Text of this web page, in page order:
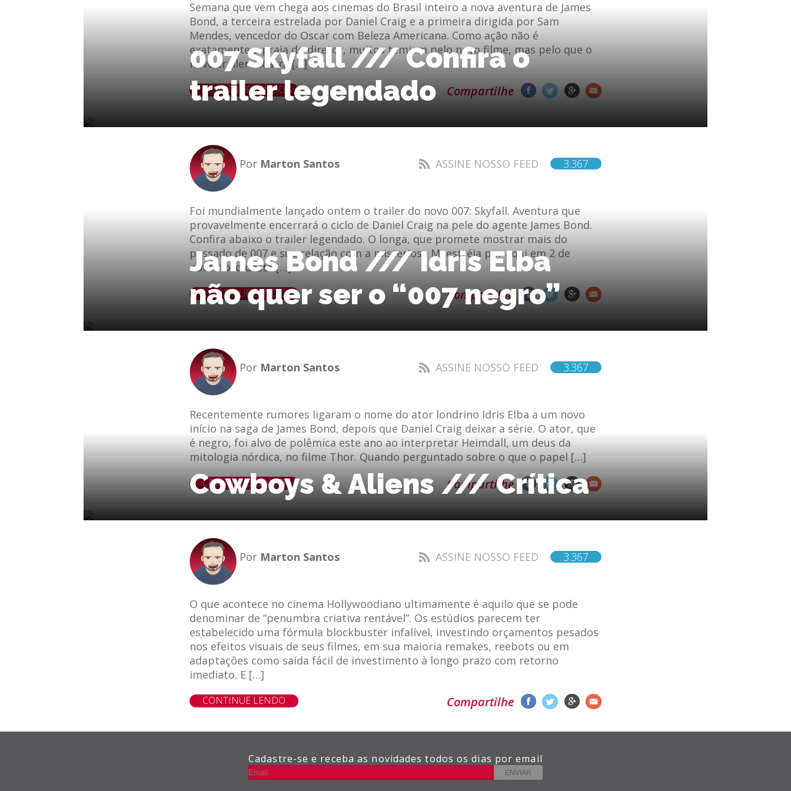
Semana que vem chega aos cinemas do Brasil inteiro a nova aventura de James
Bond, a terceira estrelada por Daniel Craig e a primeira dirigida por Sam
Mendes, vencedor do Oscar com Beleza Americana. Como ação não é
exatamente a praia do diretor, muitos temiam pelo novo filme, mas pelo que o
novo trailer mostra […]
CONTINUE LENDO Compartilhe
007 Skyfall /// Confira o
trailer legendado
Por Marton Santos ASSINE NOSSO FEED 3.367
Foi mundialmente lançado ontem o trailer do novo 007: Skyfall. Aventura que
provavelmente encerrará o ciclo de Daniel Craig na pele do agente James Bond.
Confira abaixo o trailer legendado. O longa, que promete mostrar mais do
passado de 007 e sua relação com a misteriosa M, estréia por aqui em 2 de
novembro deste […]
CONTINUE LENDO Compartilhe
James Bond /// Idris Elba
não quer ser o “007 negro”
Por Marton Santos ASSINE NOSSO FEED 3.367
Recentemente rumores ligaram o nome do ator londrino Idris Elba a um novo
início na saga de James Bond, depois que Daniel Craig deixar a série. O ator, que
é negro, foi alvo de polêmica este ano ao interpretar Heimdall, um deus da
mitologia nórdica, no filme Thor. Quando perguntado sobre o que o papel […]
CONTINUE LENDO Compartilhe
Cowboys & Aliens /// Crítica
Por Marton Santos ASSINE NOSSO FEED 3.367
O que acontece no cinema Hollywoodiano ultimamente é aquilo que se pode
denominar de “penumbra criativa rentável”. Os estúdios parecem ter
estabelecido uma fórmula blockbuster infalível, investindo orçamentos pesados
nos efeitos visuais de seus filmes, em sua maioria remakes, reebots ou em
adaptações como saída fácil de investimento à longo prazo com retorno
imediato. E […]
CONTINUE LENDO Compartilhe
Cadastre-se e receba as novidades todos os dias por email